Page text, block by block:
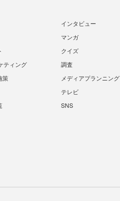
インタビュー
マンガ
クイズ
ティング
調査
策
メディアプランニング
テレビ
SNS